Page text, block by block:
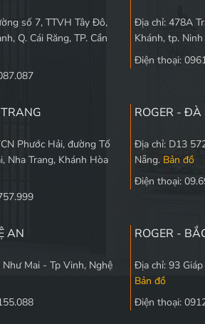
số 7, TTVH Tây Đô,
Q. Cái Răng, TP. Cần
Địa chỉ: 478A
Khánh, tp.
Điện thoại:
Phước Hải, đường Tố
Nha Trang, Khánh Hòa
ROGER - ĐÀ
Địa chỉ: D13
Nẵng. Bản đồ
Điện thoại:
AN
Mai - Tp Vinh, Nghệ
ROGER -
Địa chỉ: 93
Bản đồ
Điện thoại: